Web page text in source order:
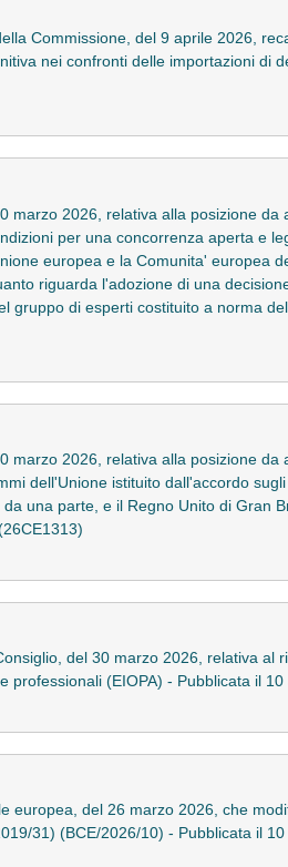
Commissione, del 9 aprile 2026,
nei confronti delle importazioni di
marzo 2026, relativa alla posizione
per una concorrenza aperta e
europea e la Comunita' europea
riguarda l'adozione di una
gruppo di esperti costituito a norma
marzo 2026, relativa alla posizione
dell'Unione istituito dall'accordo
una parte, e il Regno Unito di Gran
del 30 marzo 2026, relativa
professionali (EIOPA) - Pubblicata il
europea, del 26 marzo 2026, che
31) (BCE/2026/10) - Pubblicata il